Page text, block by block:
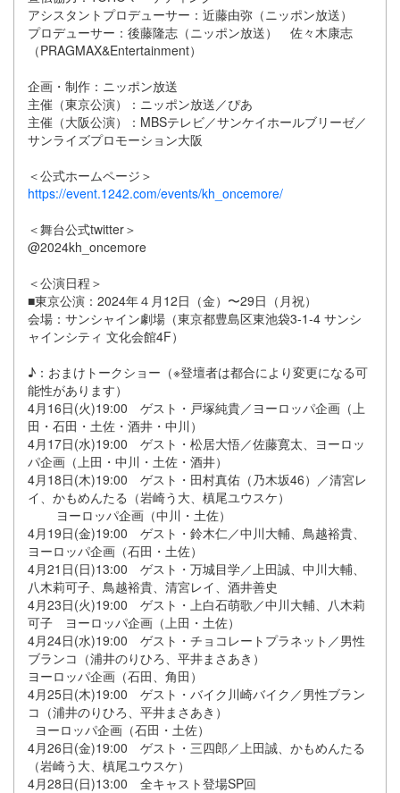
アシスタントプロデューサー：近藤由弥（ニッポン放送）
プロデューサー：後藤隆志（ニッポン放送） 佐々木康志
（PRAGMAX&Entertainment）
企画・制作：ニッポン放送
主催（東京公演）：ニッポン放送／ぴあ
主催（大阪公演）：MBSテレビ／サンケイホールブリーゼ／
サンライズプロモーション大阪
＜公式ホームページ＞
https://event.1242.com/events/kh_oncemore/
＜舞台公式twitter＞
@2024kh_oncemore
＜公演日程＞
■東京公演：2024年４月12日（金）〜29日（月祝）
会場：サンシャイン劇場（東京都豊島区東池袋3-1-4 サンシ
ャインシティ 文化会館4F）
♪：おまけトークショー（※登壇者は都合により変更になる可
能性があります）
4月16日(火)19:00 ゲスト・戸塚純貴／ヨーロッパ企画（上
田・石田・土佐・酒井・中川）
4月17日(水)19:00 ゲスト・松居大悟／佐藤寛太、ヨーロッ
パ企画（上田・中川・土佐・酒井）
4月18日(木)19:00 ゲスト・田村真佑（乃木坂46）／清宮レ
イ、かもめんたる（岩崎う大、槙尾ユウスケ）
ヨーロッパ企画（中川・土佐）
4月19日(金)19:00 ゲスト・鈴木仁／中川大輔、鳥越裕貴、
ヨーロッパ企画（石田・土佐）
4月21日(日)13:00 ゲスト・万城目学／上田誠、中川大輔、
八木莉可子、鳥越裕貴、清宮レイ、酒井善史
4月23日(火)19:00 ゲスト・上白石萌歌／中川大輔、八木莉
可子 ヨーロッパ企画（上田・土佐）
4月24日(水)19:00 ゲスト・チョコレートプラネット／男性
ブランコ（浦井のりひろ、平井まさあき）
ヨーロッパ企画（石田、角田）
4月25日(木)19:00 ゲスト・バイク川崎バイク／男性ブラン
コ（浦井のりひろ、平井まさあき）
ヨーロッパ企画（石田・土佐）
4月26日(金)19:00 ゲスト・三四郎／上田誠、かもめんたる
（岩崎う大、槙尾ユウスケ）
4月28日(日)13:00 全キャスト登場SP回